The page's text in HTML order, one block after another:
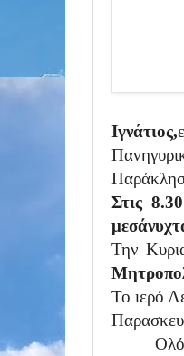
Ιγνάτιος,
Στις
Την
Το ιερό